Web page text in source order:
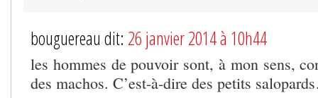
bouguereau dit: 26 janvier 2014 à 10h44
les hommes de pouvoir sont, à mon sens,
des machos. C’est-à-dire des petits